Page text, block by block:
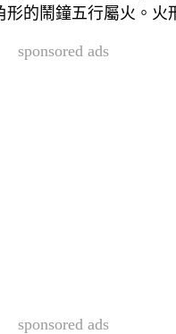
的鬧鐘五行屬火。火
sponsored ads
sponsored ads